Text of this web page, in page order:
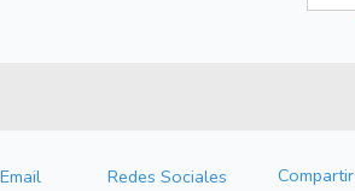
Email Redes Sociales Compartir